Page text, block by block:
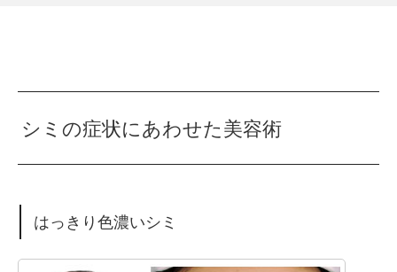
シミの症状にあわせた美容術
はっきり色濃いシミ